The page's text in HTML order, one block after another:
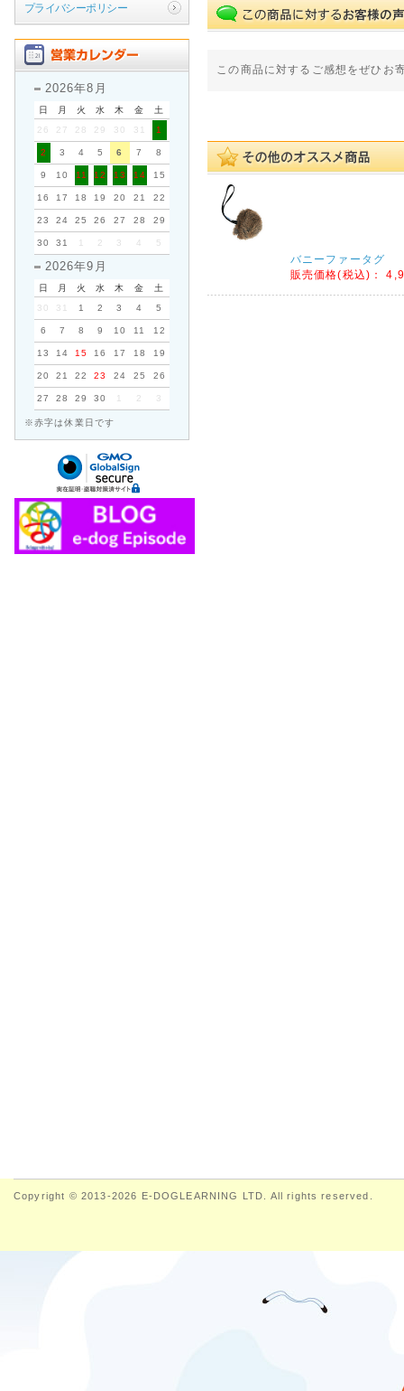
プライバシーポリシー
2026年8月
日 月 火 水 木 金
土
26
27 28 29 30 31 1
2 3 4 5 6 7 8
9 10 11 12 13 14 15
16 17 18 19 20 21 22
23 24 25 26 27 28 29
30 31 1 2 3 4 5
2026年9月
日 月 火 水 木 金
土
30
31 1 2 3 4 5
6 7 8 9 10 11 12
13 14 15 16 17 18 19
20 21 22 23 24 25 26
27 28 29 30 1 2 3
※赤字は休業日です
この商品に対するご感想をぜひお
バニーファータグ
販売価格(税込)：
Copyright © 2013-2026 E-DOGLEARNING LTD. All rights reserved.